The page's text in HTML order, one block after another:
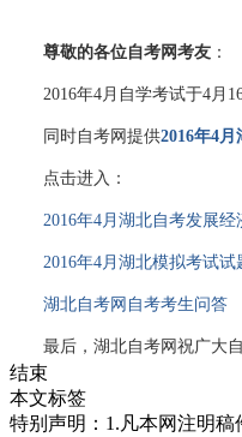
尊敬的各位自考网考友 ：
2016年4月自学考试于4月
同时自考网提供2016年4
点击进入：
2016年4月湖北自考发展
2016年4月湖北模拟考试试
湖北自考网自考考生问答
最后，湖北自考网 祝广大
结束
本文标签
特别声明：1.凡本网注明稿